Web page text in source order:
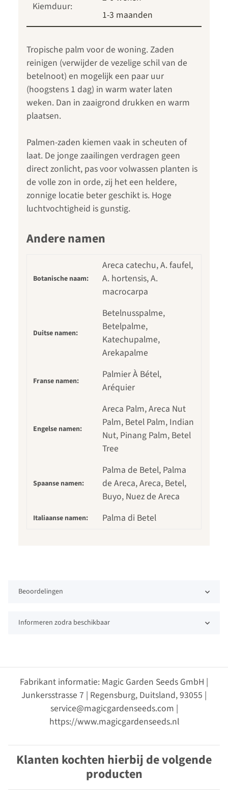
Kiemduur:
1-3 maanden
Tropische palm voor de woning. Zaden
reinigen (verwijder de vezelige schil van de
betelnoot) en mogelijk een paar uur
(hoogstens 1 dag) in warm water laten
weken. Dan in zaaigrond drukken en warm
plaatsen.
Palmen-zaden kiemen vaak in scheuten of
laat. De jonge zaailingen verdragen geen
direct zonlicht, pas voor volwassen planten is
de volle zon in orde, zij het een heldere,
zonnige locatie beter geschikt is. Hoge
luchtvochtigheid is gunstig.
Andere namen
Botanische naam:
Areca catechu, A. faufel,
A. hortensis, A.
macrocarpa
Duitse namen:
Betelnusspalme,
Betelpalme,
Katechupalme,
Arekapalme
Franse namen:
Palmier À Bétel,
Aréquier
Engelse namen:
Areca Palm, Areca Nut
Palm, Betel Palm, Indian
Nut, Pinang Palm, Betel
Tree
Spaanse namen:
Palma de Betel, Palma
de Areca, Areca, Betel,
Buyo, Nuez de Areca
Italiaanse namen: Palma di Betel
Beoordelingen
Informeren zodra beschikbaar
Fabrikant informatie: Magic Garden Seeds GmbH |
Junkersstrasse 7 | Regensburg, Duitsland, 93055 |
service@magicgardenseeds.com |
https://www.magicgardenseeds.nl
Klanten kochten hierbij de volgende
producten